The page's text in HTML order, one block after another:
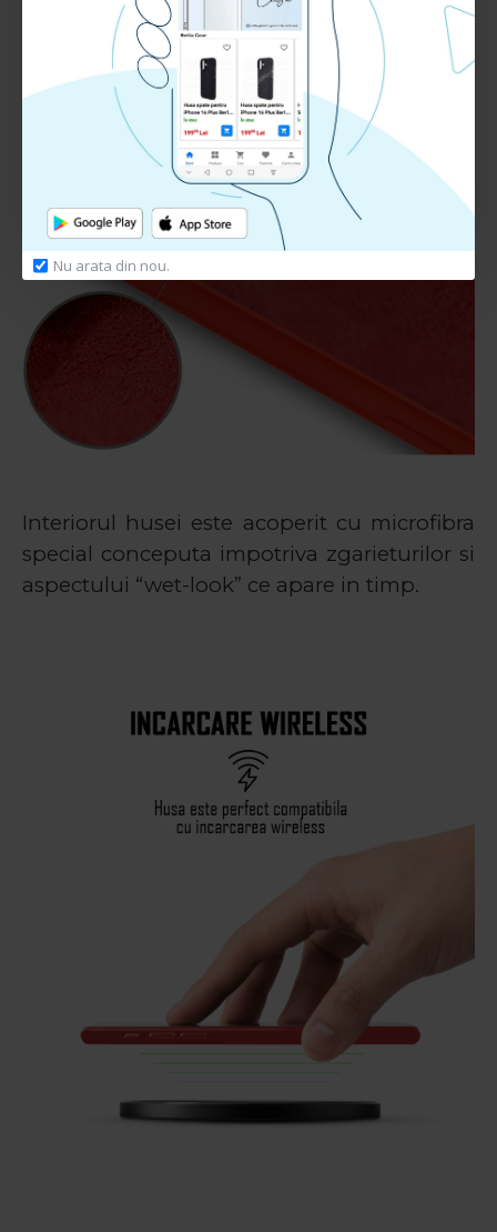
Nu arata din nou.
Interiorul husei este acoperit cu microfibra
special conceputa impotriva zgarieturilor si
aspectului “wet-look” ce apare in timp.